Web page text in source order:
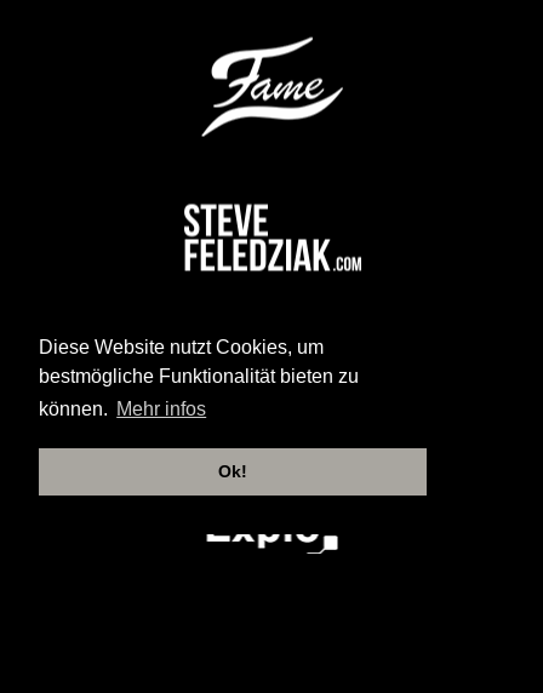
Diese Website nutzt Cookies, um
bestmögliche Funktionalität bieten zu
können. Mehr infos
Ok!